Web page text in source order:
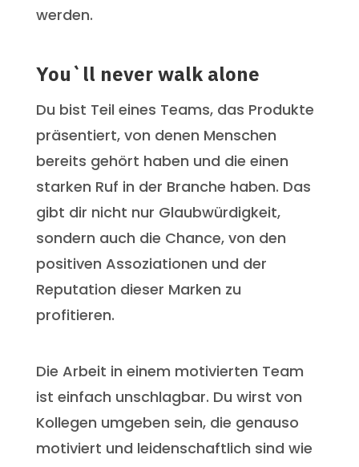
werden.
You`ll never walk alone
Du bist Teil eines Teams, das Produkte
präsentiert, von denen Menschen
bereits gehört haben und die einen
starken Ruf in der Branche haben. Das
gibt dir nicht nur Glaubwürdigkeit,
sondern auch die Chance, von den
positiven Assoziationen und der
Reputation dieser Marken zu
profitieren.
Die Arbeit in einem motivierten Team
ist einfach unschlagbar. Du wirst von
Kollegen umgeben sein, die genauso
motiviert und leidenschaftlich sind wie